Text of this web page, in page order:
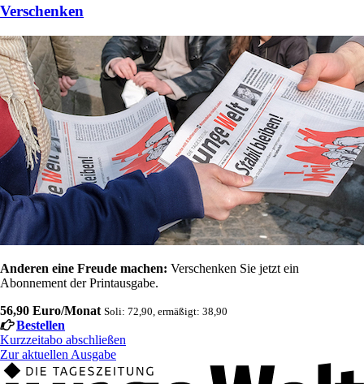
Verschenken
Anderen eine Freude machen: Verschenken Sie jetzt ein
Abonnement der Printausgabe.
56,90 Euro/Monat Soli: 72,90, ermäßigt: 38,90
Bestellen
Kurzzeitabo abschließen
Zur aktuellen Ausgabe